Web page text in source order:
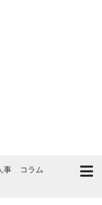
事
コラム